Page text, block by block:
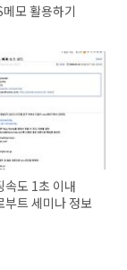
모 활용하기
속도 1초 이내
트 세미나 정보